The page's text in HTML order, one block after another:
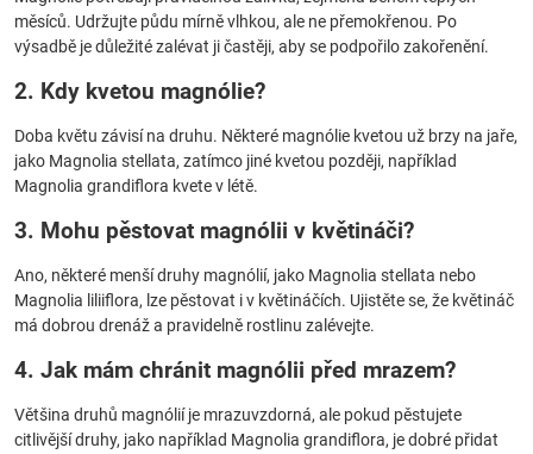
měsíců. Udržujte půdu mírně vlhkou, ale ne přemokřenou. Po
výsadbě je důležité zalévat ji častěji, aby se podpořilo zakořenění.
2. Kdy kvetou magnólie?
Doba květu závisí na druhu. Některé magnólie kvetou už brzy na jaře,
jako Magnolia stellata, zatímco jiné kvetou později, například
Magnolia grandiflora kvete v létě.
3. Mohu pěstovat magnólii v květináči?
Ano, některé menší druhy magnólií, jako Magnolia stellata nebo
Magnolia liliiflora, lze pěstovat i v květináčích. Ujistěte se, že květináč
má dobrou drenáž a pravidelně rostlinu zalévejte.
4. Jak mám chránit magnólii před mrazem?
Většina druhů magnólií je mrazuvzdorná, ale pokud pěstujete
citlivější druhy, jako například Magnolia grandiflora, je dobré přidat